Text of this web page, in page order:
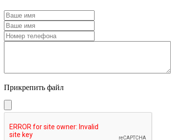
Прикрепить файл